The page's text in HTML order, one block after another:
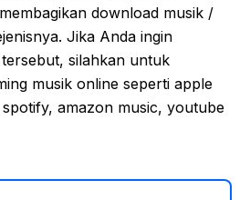
download musik /
Jika Anda ingin
silahkan untuk
musik online seperti apple
amazon music, youtube